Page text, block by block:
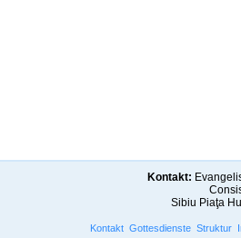
Kontakt:
Sibiu Piaţa
Kontakt Gottesdienste Struktur